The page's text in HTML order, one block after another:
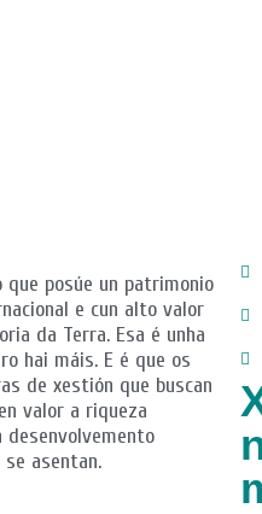
que posúe un patrimonio
e cun alto valor
da Terra. Esa é unha
hai máis. E é que os
de xestión que buscan
valor a riqueza
desenvolvemento
se asentan.